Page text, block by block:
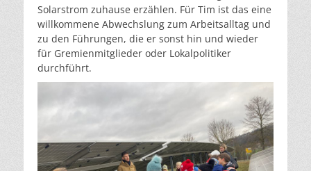
Solarstrom zuhause erzählen. Für Tim ist das eine
willkommene Abwechslung zum Arbeitsalltag und
zu den Führungen, die er sonst hin und wieder
für Gremienmitglieder oder Lokalpolitiker
durchführt.